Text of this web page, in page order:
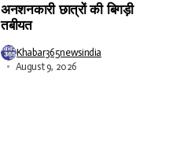
अनशनकारी छात्रों की बिगड़ी
तबीयत
Khabar365newsindia
August 9, 2026